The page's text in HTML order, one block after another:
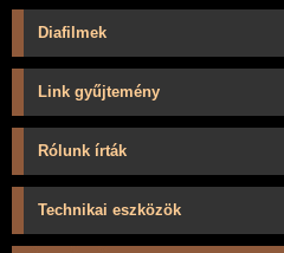
Diafilmek
Link gyűjtemény
Rólunk írták
Technikai eszközök